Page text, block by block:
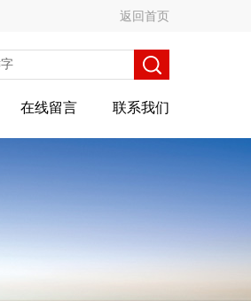
返回首页
在线留言 联系我们